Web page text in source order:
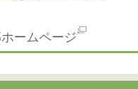
ームページ